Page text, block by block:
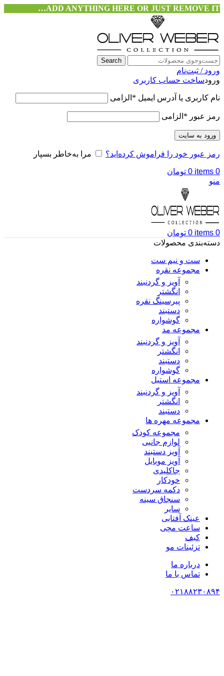
ADD ANYTHING HERE OR JUST REMOVE IT…
Search
ورود / ثبت‌نام
ورودساخت حساب کاربری
نام کاربری یا آدرس ایمیل * الزامی
رمز عبور * الزامی
ورود به سایت
رمز عبور خود را فراموش کرده‌اید؟ مرا به‌خاطر بسپار
0
items
0 تومان
منو
0
items
0 تومان
دسته‌بندی محصولات
ست و نیم ست
مجموعه نقره
آویز و گردنبند
انگشتر
پیرسینگ نقره
دستبند
گوشواره
مجموعه مد
آویز و گردنبند
انگشتر
دستبند
گوشواره
مجموعه استیل
آویز و گردنبند
انگشتر
دستبند
مجموعه مهره ها
مجموعه کودک
لوازم جانبی
آویز دستبند
آویز موبایل
جاکلیدی
خودکار
دکمه سردست
سنجاق سینه
سایر
عینک آفتابی
ساعت مچی
کیف
تزئینات مو
درباره ما
تماس با ما
۰۲۱۸۸۲۳۰۸۹۴